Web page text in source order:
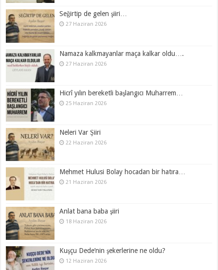
Seğirtip de gelen şiiri…
27 Haziran 2026
Namaza kalkmayanlar maça kalkar oldu….
27 Haziran 2026
Hicrî yılın bereketli başlangıcı Muharrem…
25 Haziran 2026
Neleri Var Şiiri
22 Haziran 2026
Mehmet Hulusi Bolay hocadan bir hatıra…
21 Haziran 2026
Anlat bana baba şiiri
18 Haziran 2026
Kuşçu Dede’nin şekerlerine ne oldu?
12 Haziran 2026